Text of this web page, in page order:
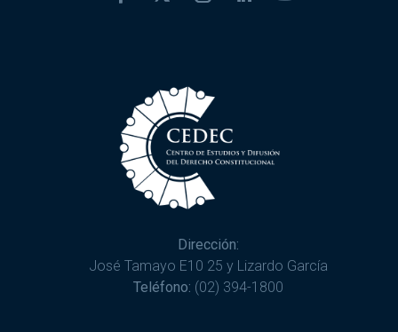
Dirección:
José Tamayo E10 25 y Lizardo García
Teléfono: (02) 394-1800